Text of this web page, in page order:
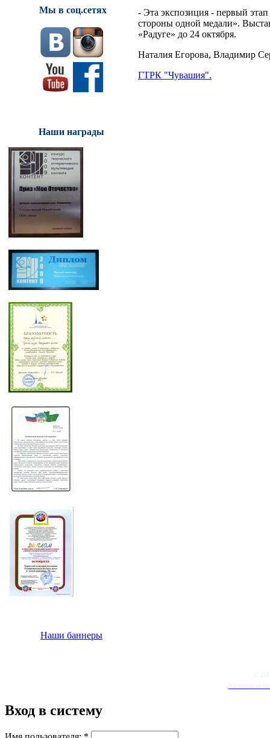
Мы в соц.сетях
Наши награды
Наши баннеры
- Эта экспозиция - первый
стороны одной медали».
«Радуге» до 24 октября.
Наталия Егорова, Владимир
ГТРК "Чувашия".
Вход в систему